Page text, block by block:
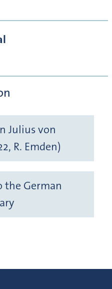
Julius von
R. Emden)
the German